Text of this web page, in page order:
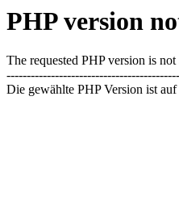
PHP version
The requested PHP version is
Die gewählte PHP Version ist